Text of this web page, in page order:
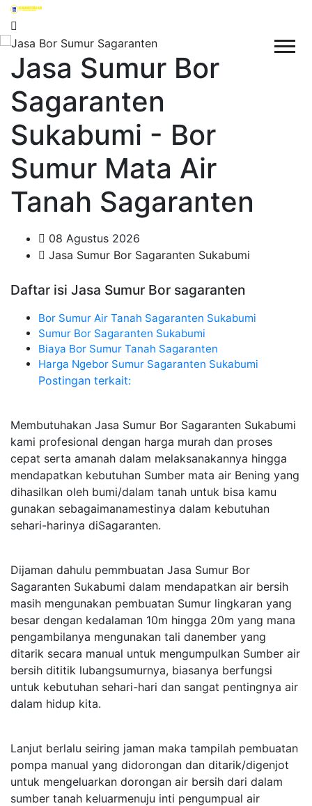
Jasa Sumur Bor
Sagaranten
Sukabumi - Bor
Sumur Mata Air
Tanah Sagaranten
08 Agustus 2026
Jasa Sumur Bor Sagaranten Sukabumi
Daftar isi Jasa Sumur Bor sagaranten
Bor Sumur Air Tanah Sagaranten Sukabumi
Sumur Bor Sagaranten Sukabumi
Biaya Bor Sumur Tanah Sagaranten
Harga Ngebor Sumur Sagaranten Sukabumi
Postingan terkait:
Membutuhakan Jasa Sumur Bor Sagaranten Sukabumi
kami profesional dengan harga murah dan proses
cepat serta amanah dalam melaksanakannya hingga
mendapatkan kebutuhan Sumber mata air Bening yang
dihasilkan oleh bumi/dalam tanah untuk bisa kamu
gunakan sebagaimanamestinya dalam kebutuhan
sehari-harinya diSagaranten.
Dijaman dahulu pemmbuatan Jasa Sumur Bor
Sagaranten Sukabumi dalam mendapatkan air bersih
masih mengunakan pembuatan Sumur lingkaran yang
besar dengan kedalaman 10m hingga 20m yang mana
pengambilanya mengunakan tali danember yang
ditarik secara manual untuk mengumpulkan Sumber air
bersih dititik lubangsumurnya, biasanya berfungsi
untuk kebutuhan sehari-hari dan sangat pentingnya air
dalam hidup kita.
Lanjut berlalu seiring jaman maka tampilah pembuatan
pompa manual yang didorongan dan ditarik/digenjot
untuk mengeluarkan dorongan air bersih dari dalam
sumber tanah keluarmenuju inti pengumpual air